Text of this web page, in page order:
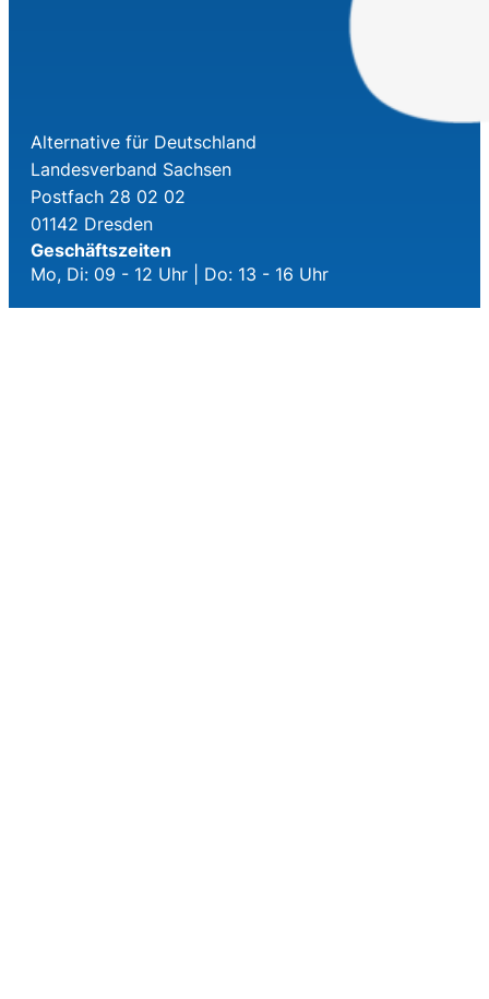
Alternative für Deutschland
Landesverband Sachsen
Postfach 28 02 02
01142 Dresden
Geschäftszeiten
Mo, Di: 09 - 12 Uhr | Do: 13 - 16 Uhr